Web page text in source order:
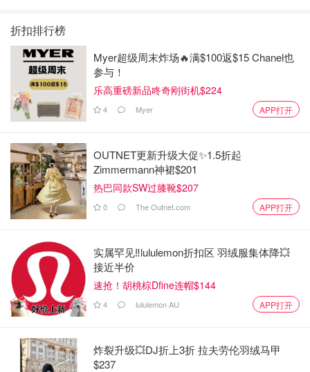
折扣排行榜
Myer超级周末炸场🔥满$100返$15 Chanel也
参与！
乐高重磅新品咚奇刚街机$224
4 Myer APP打开
OUTNET更新升级大促✨1.5折起
Zimmermann神裙$201
热巴同款SW过膝靴$207
0 The Outnet.com APP打开
实属罕见‼️lululemon折扣区 羽绒服集体降💥
接近半价
速抢！胡桃棕Dfine连帽$144
4 lululemon AU APP打开
炸裂升级💥DJ折上3折 拉夫劳伦羽绒马甲
$237